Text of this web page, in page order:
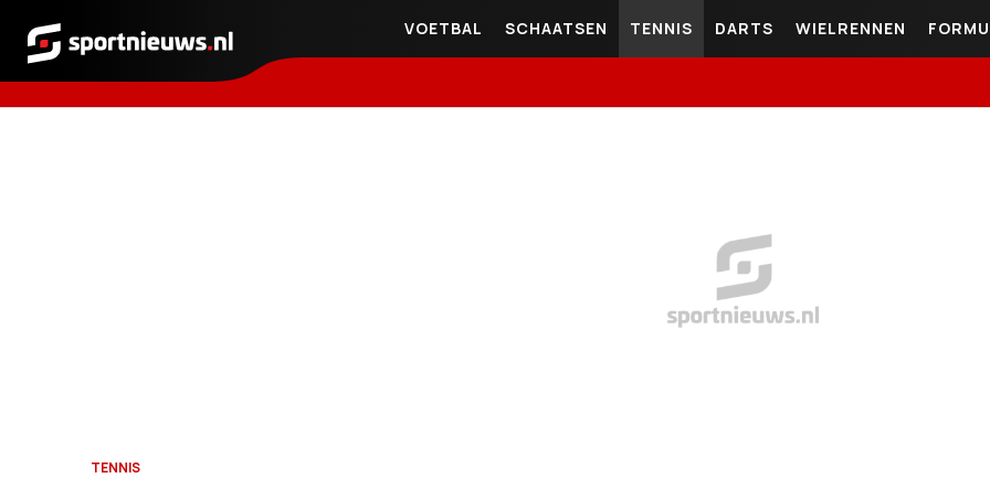
Sportnieuws.nl
VOETBAL SCHAATSEN TENNIS DARTS WIELRENNEN
TENNIS